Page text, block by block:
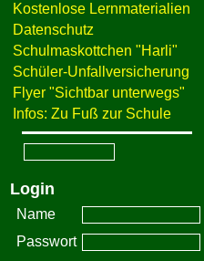
Kostenlose Lernmaterialien
Datenschutz
Schulmaskottchen "Harli"
Schüler-Unfallversicherung
Flyer "Sichtbar unterwegs"
Infos: Zu Fuß zur Schule
Login
Name
Passwort